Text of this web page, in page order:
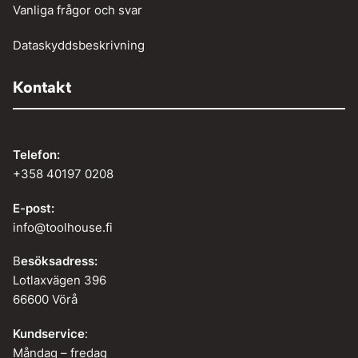
Vanliga frågor och svar
Dataskyddsbeskrivning
Kontakt
Telefon:
+358 40197 0208
E-post:
info@toolhouse.fi
Besöksadress:
Lotlaxvägen 396
66600 Vörå
Kundservice:
Måndag – fredag